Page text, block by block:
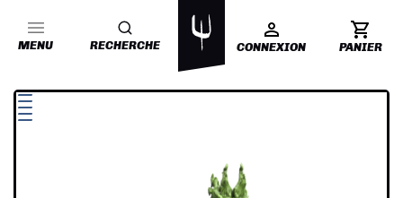
MENU RECHERCHE CONNEXION PANIER